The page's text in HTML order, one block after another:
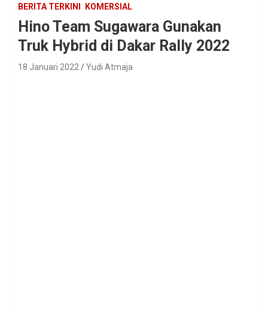
BERITA TERKINI KOMERSIAL
Hino Team Sugawara Gunakan
Truk Hybrid di Dakar Rally 2022
18 Januari 2022 Yudi Atmaja